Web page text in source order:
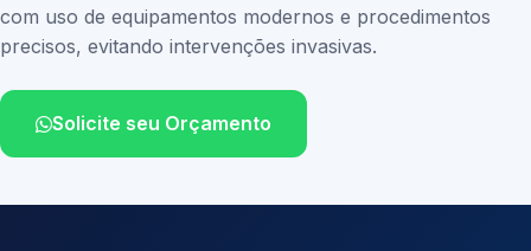
com uso de equipamentos modernos e procedimentos
precisos, evitando intervenções invasivas.
Solicite seu Orçamento